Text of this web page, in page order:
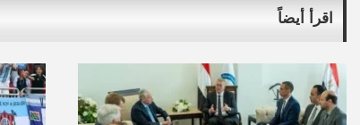
اقرأ أيضاً